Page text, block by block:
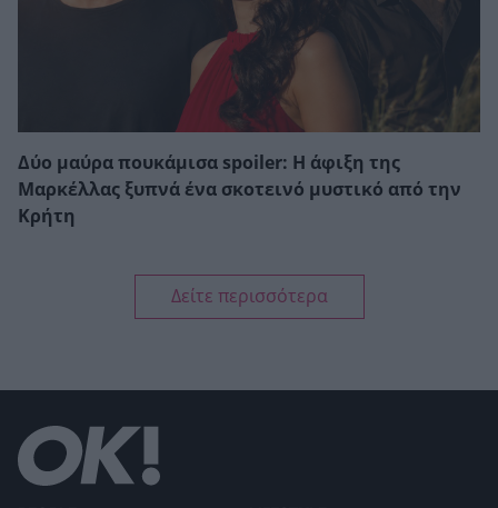
Δύο μαύρα πουκάμισα spoiler: Η άφιξη της
Μαρκέλλας ξυπνά ένα σκοτεινό μυστικό από την
Κρήτη
Δείτε περισσότερα